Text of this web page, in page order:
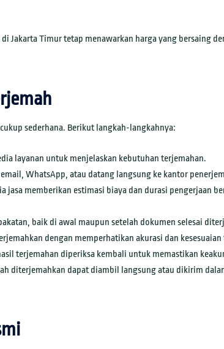
Jakarta Timur tetap menawarkan harga yang bersaing
sederhana. Berikut langkah-langkahnya:
layanan untuk menjelaskan kebutuhan terjemahan.
WhatsApp, atau datang langsung ke kantor
jasa memberikan estimasi biaya dan durasi pengerjaan
baik di awal maupun setelah dokumen selesai
dengan memperhatikan akurasi dan
terjemahan diperiksa kembali untuk memastikan
diterjemahkan dapat diambil langsung atau dikirim